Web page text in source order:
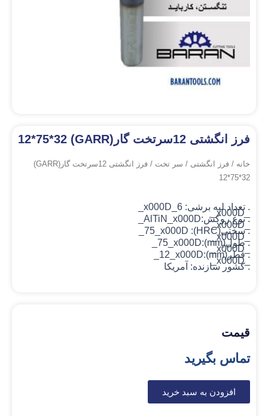
فرز انگشتی 12سرتخت گار(GARR) 12*75*32
خانه / فرز انگشتی / سر تخت
/ فرز انگشتی 12سرتخت گار(GARR)
12*75*32
. تعداد لبه برشی: 6_x000D_
_x000D_
. نوع روکش:AlTiN_x000D_
_x000D_
. سختی(HRC): 75_x000D_
_x000D_
. طول(mm):75_x000D_
_x000D_
. قطر(mm):12_x000D_
_x000D_
. کشور سازنده: آمریکا
قیمت
تماس بگیرید
افزودن به سبد خرید